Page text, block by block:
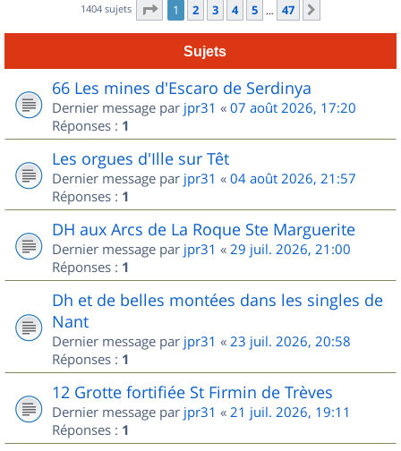
1404 sujets Page 1sur
1 2 3 4 5 … 47
Sujets
66 Les mines d'Escaro de Serdinya
Dernier message par jpr31 « 07 août 2026, 17:20
Réponses : 1
Les orgues d'Ille sur Têt
Dernier message par jpr31 « 04 août 2026, 21:57
Réponses : 1
DH aux Arcs de La Roque Ste Marguerite
Dernier message par jpr31 « 29 juil. 2026, 21:00
Réponses : 1
Dh et de belles montées dans les singles de
Nant
Dernier message par jpr31 « 23 juil. 2026, 20:58
Réponses : 1
12 Grotte fortifiée St Firmin de Trèves
Dernier message par jpr31 « 21 juil. 2026, 19:11
Réponses : 1